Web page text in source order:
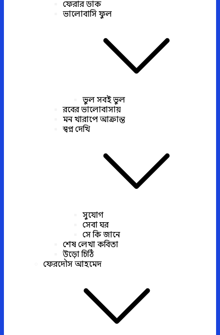
ফেরার ডাক
ভালোবাসি ফুল
ভুল সবই ভুল
রবের ভালোবাসায়
মন খারাপে আক্রান্ত
স্বপ্ন দেখি
সুযোগ
সেবা ঘর
সে কি জানে
শেষ লেখা কবিতা
উড়ো চিঠি
ফেরদৌস আহমেদ